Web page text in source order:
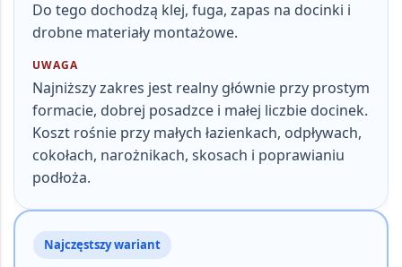
Do tego dochodzą klej, fuga, zapas na docinki i
drobne materiały montażowe.
UWAGA
Najniższy zakres jest realny głównie przy prostym
formacie, dobrej posadzce i małej liczbie docinek.
Koszt rośnie przy małych łazienkach, odpływach,
cokołach, narożnikach, skosach i poprawianiu
podłoża.
Najczęstszy wariant